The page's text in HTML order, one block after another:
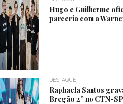
Hugo e Guilherme
parceria com a
DESTAQUE
Raphaela Santos
Bregão 2” no CTN-SP